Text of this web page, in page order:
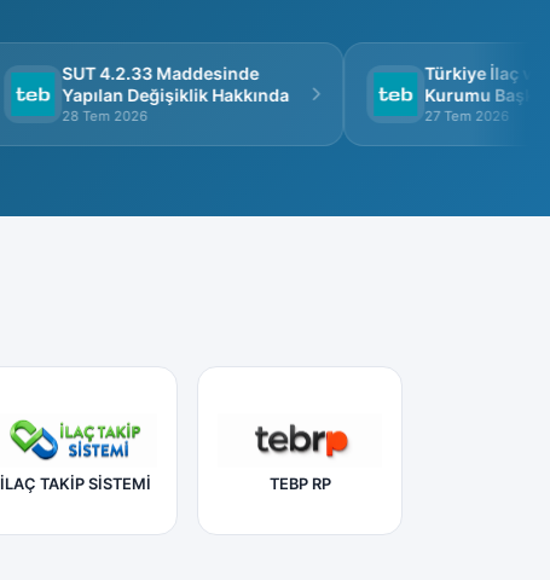
SUT 4.2.33 Maddesinde
Yapılan Değişiklik Hakkında
28 Tem 2026
Türkiye İlaç ve
Kurumu
Görüşme
27 Tem 2026
İLAÇ TAKİP SİSTEMİ TEBP RP